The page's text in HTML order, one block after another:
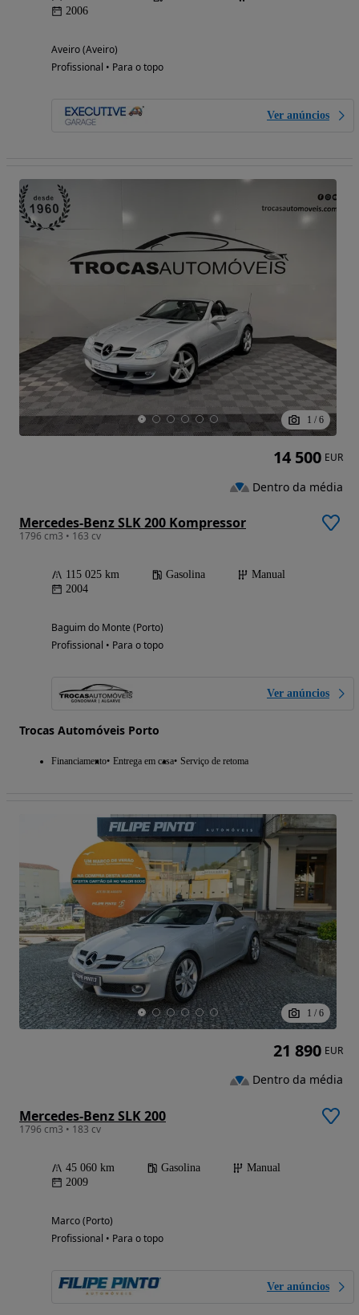
2006
Aveiro (Aveiro)
Profissional • Para o topo
Ver anúncios
1 / 6
Mercedes-Benz SLK 200 Kompressor
1796 cm3 • 163 cv
115 025 km Gasolina
Manual
2004
Baguim do Monte (Porto)
Profissional • Para o topo
Ver anúncios
Trocas Automóveis Porto
Financiamento Entrega em casa Serviço de retoma
14 500 EUR
Dentro da média
1 / 6
Mercedes-Benz SLK 200
1796 cm3 • 183 cv
45 060 km Gasolina
Manual
2009
Marco (Porto)
Profissional • Para o topo
Ver anúncios
21 890 EUR
Dentro da média